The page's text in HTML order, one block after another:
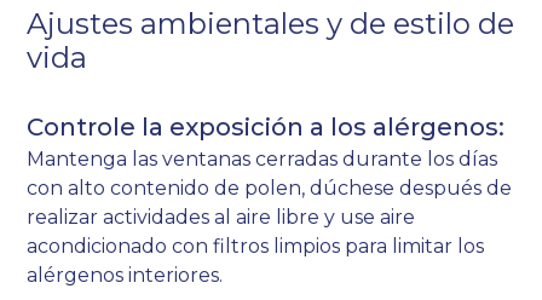
Ajustes ambientales y de estilo de
vida
Controle la exposición a los alérgenos:
Mantenga las ventanas cerradas durante los días
con alto contenido de polen, dúchese después de
realizar actividades al aire libre y use aire
acondicionado con filtros limpios para limitar los
alérgenos interiores.